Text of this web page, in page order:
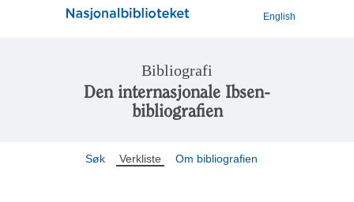
English
Bibliografi
Den internasjonale Ibsen-
bibliografien
Søk Verkliste Om bibliografien